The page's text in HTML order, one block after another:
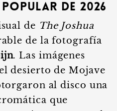
de 2026
de The Joshua
de la fotografía
. Las imágenes
desierto de Mojave
al disco una
que